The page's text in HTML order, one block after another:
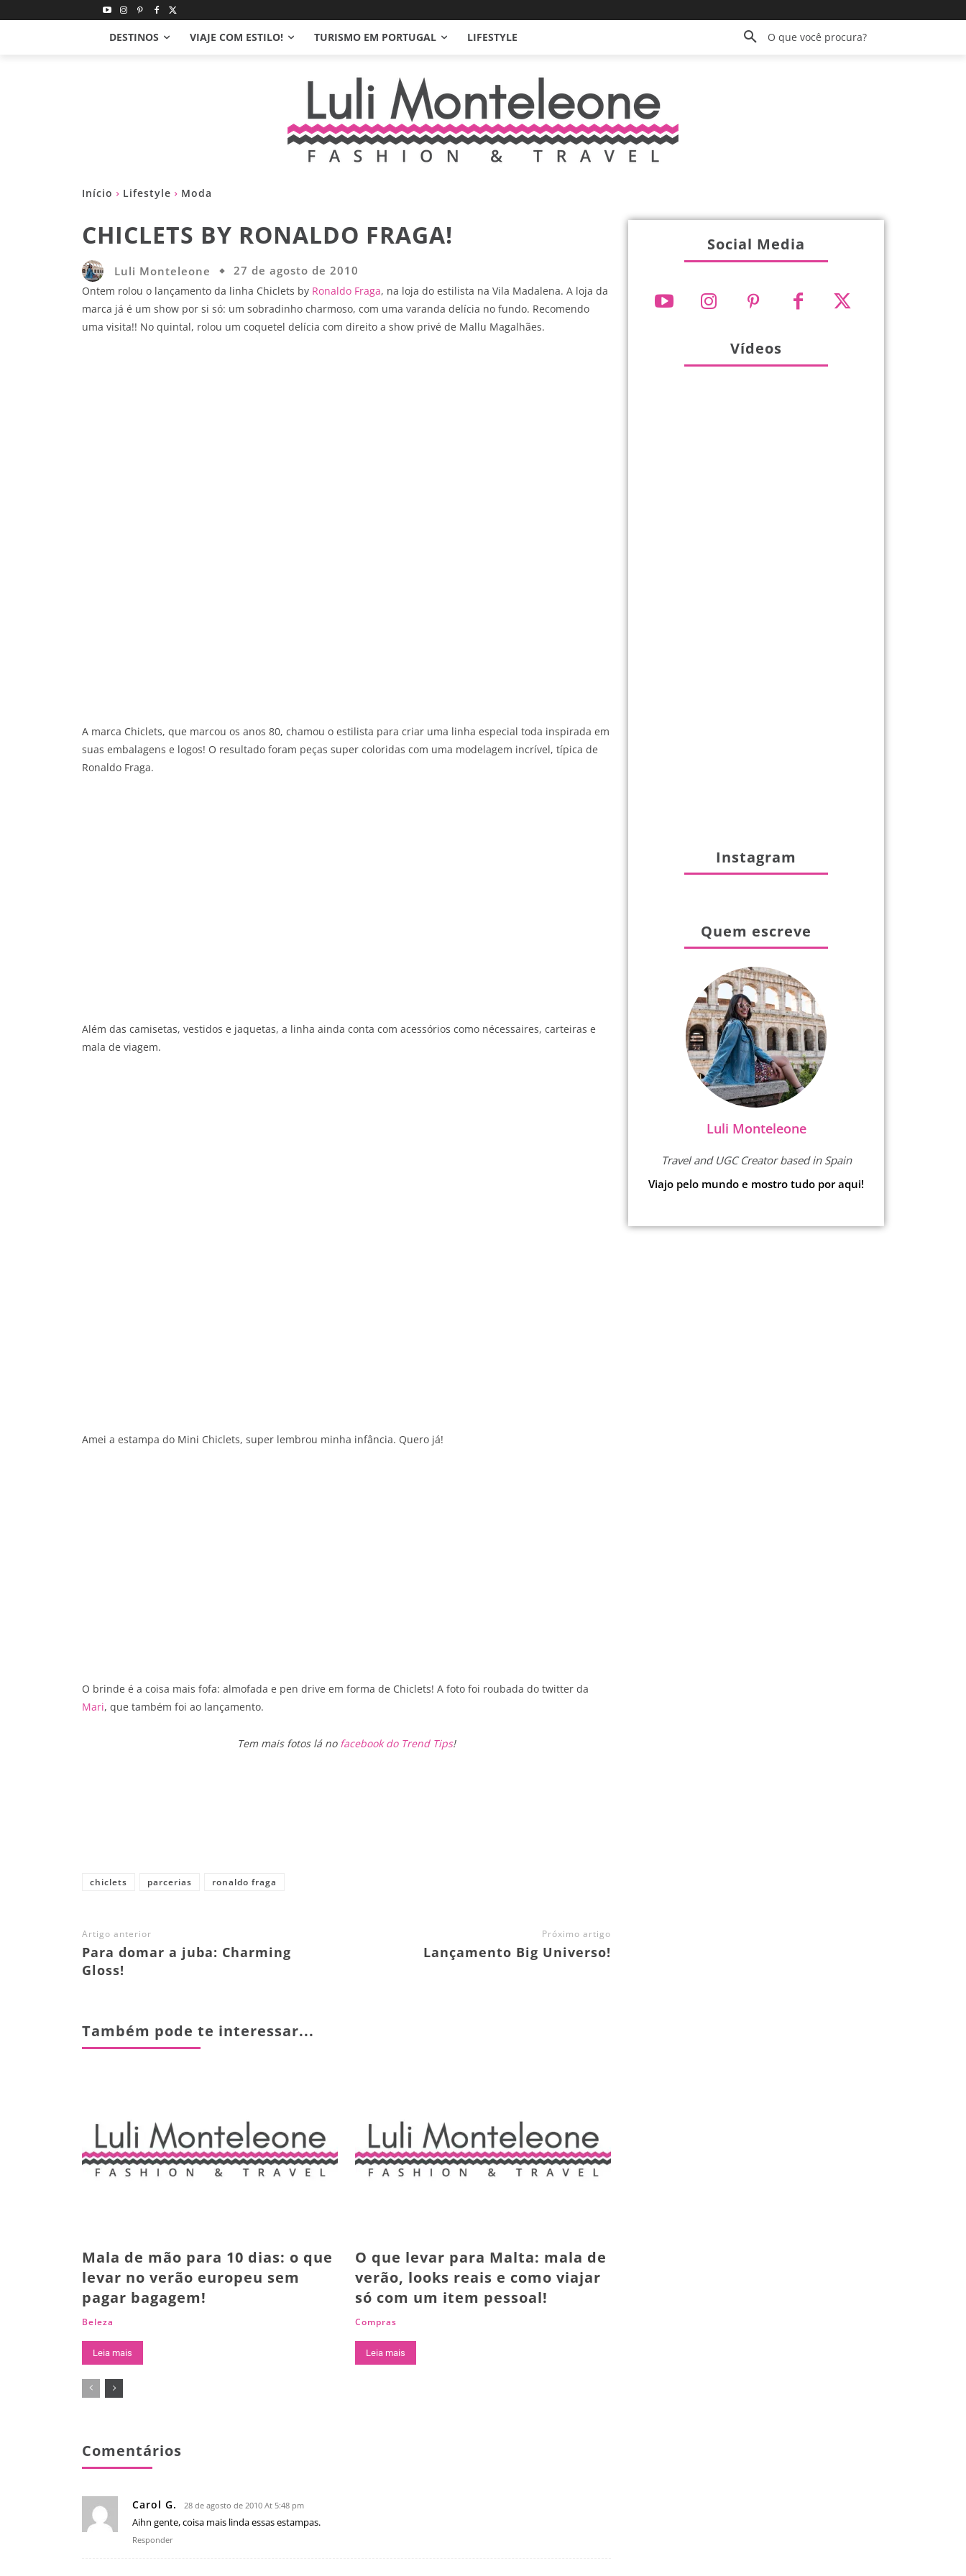
DESTINOS VIAJE COM ESTILO! TURISMO EM PORTUGAL LIFESTYLE O que você procura?
Início Lifestyle Moda
CHICLETS BY RONALDO FRAGA!
Luli Monteleone 27 de agosto de 2010
Ontem rolou o lançamento da linha Chiclets by Ronaldo Fraga, na loja do estilista na Vila Madalena. A loja da
marca já é um show por si só: um sobradinho charmoso, com uma varanda delícia no fundo. Recomendo
uma visita!! No quintal, rolou um coquetel delícia com direito a show privé de Mallu Magalhães.
A marca Chiclets, que marcou os anos 80, chamou o estilista para criar uma linha especial toda inspirada em
suas embalagens e logos! O resultado foram peças super coloridas com uma modelagem incrível, típica de
Ronaldo Fraga.
Além das camisetas, vestidos e jaquetas, a linha ainda conta com acessórios como nécessaires, carteiras e
mala de viagem.
Amei a estampa do Mini Chiclets, super lembrou minha infância. Quero já!
O brinde é a coisa mais fofa: almofada e pen drive em forma de Chiclets! A foto foi roubada do twitter da
Mari, que também foi ao lançamento.
Tem mais fotos lá no facebook do Trend Tips!
chiclets parcerias ronaldo fraga
Artigo anterior
Para domar a juba: Charming
Gloss!
Próximo artigo
Lançamento Big Universo!
Também pode te interessar...
Mala de mão para 10 dias: o que
levar no verão europeu sem
pagar bagagem!
Beleza
Leia mais
O que levar para Malta: mala de
verão, looks reais e como viajar
só com um item pessoal!
Compras
Leia mais
Comentários
Carol G. 28 de agosto de 2010 At 5:48 pm
Aihn gente, coisa mais linda essas estampas.
Responder
Social Media
Vídeos
Instagram
Quem escreve
Luli Monteleone
Travel and UGC Creator based in Spain
Viajo pelo mundo e mostro tudo por aqui!